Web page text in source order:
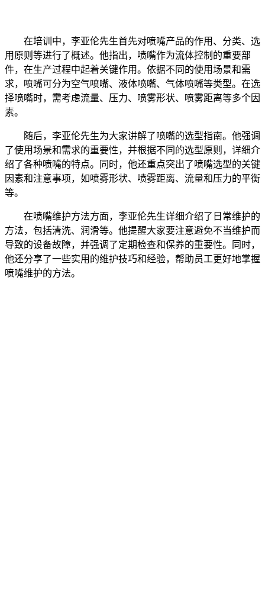
在培训中，李亚伦先生首先对喷嘴产品的作用、分类、选
用原则等进行了概述。他指出，喷嘴作为流体控制的重要部
件，在生产过程中起着关键作用。依据不同的使用场景和需
求，喷嘴可分为空气喷嘴、液体喷嘴、气体喷嘴等类型。在选
择喷嘴时，需考虑流量、压力、喷雾形状、喷雾距离等多个因
素。
随后，李亚伦先生为大家讲解了喷嘴的选型指南。他强调
了使用场景和需求的重要性，并根据不同的选型原则，详细介
绍了各种喷嘴的特点。同时，他还重点突出了喷嘴选型的关键
因素和注意事项，如喷雾形状、喷雾距离、流量和压力的平衡
等。
在喷嘴维护方法方面，李亚伦先生详细介绍了日常维护的
方法，包括清洗、润滑等。他提醒大家要注意避免不当维护而
导致的设备故障，并强调了定期检查和保养的重要性。同时，
他还分享了一些实用的维护技巧和经验，帮助员工更好地掌握
喷嘴维护的方法。